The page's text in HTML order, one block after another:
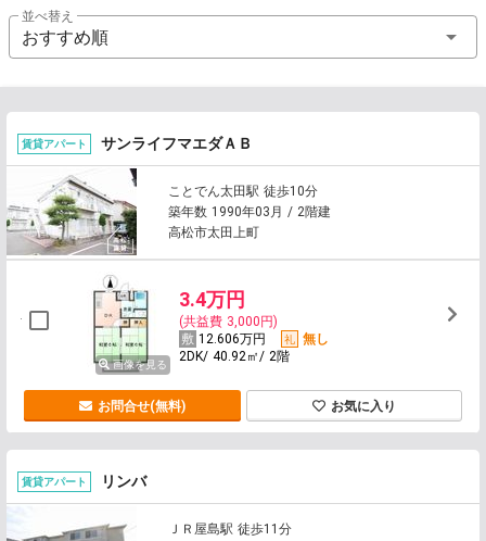
並べ替え
おすすめ順
賃貸アパート サンライフマエダＡＢ
ことでん太田駅 徒歩10分
築年数 1990年03月 / 2階建
高松市太田上町
画像を見る
3.4万円
(共益費 3,000円)
12.606万円
無し
2DK/ 40.92㎡/ 2階
お問合せ(無料) お気に入り
賃貸アパート リンバ
ＪＲ屋島駅 徒歩11分